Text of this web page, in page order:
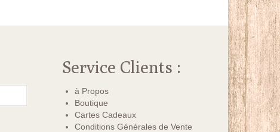
Service Clients :
à Propos
Boutique
Cartes Cadeaux
Conditions Générales de Vente